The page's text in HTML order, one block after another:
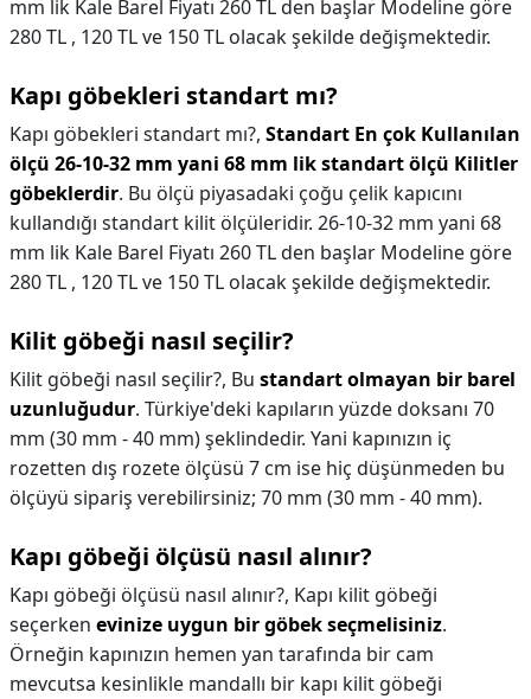
mm lik Kale Barel Fiyatı 260 TL den başlar Modeline göre
280 TL , 120 TL ve 150 TL olacak şekilde değişmektedir.
Kapı göbekleri standart mı?
Kapı göbekleri standart mı?, Standart En çok Kullanılan
ölçü 26-10-32 mm yani 68 mm lik standart ölçü Kilitler
göbeklerdir. Bu ölçü piyasadaki çoğu çelik kapıcını
kullandığı standart kilit ölçüleridir. 26-10-32 mm yani 68
mm lik Kale Barel Fiyatı 260 TL den başlar Modeline göre
280 TL , 120 TL ve 150 TL olacak şekilde değişmektedir.
Kilit göbeği nasıl seçilir?
Kilit göbeği nasıl seçilir?, Bu standart olmayan bir barel
uzunluğudur. Türkiye'deki kapıların yüzde doksanı 70
mm (30 mm - 40 mm) şeklindedir. Yani kapınızın iç
rozetten dış rozete ölçüsü 7 cm ise hiç düşünmeden bu
ölçüyü sipariş verebilirsiniz; 70 mm (30 mm - 40 mm).
Kapı göbeği ölçüsü nasıl alınır?
Kapı göbeği ölçüsü nasıl alınır?, Kapı kilit göbeği
seçerken evinize uygun bir göbek seçmelisiniz.
Örneğin kapınızın hemen yan tarafında bir cam
mevcutsa kesinlikle mandallı bir kapı kilit göbeği